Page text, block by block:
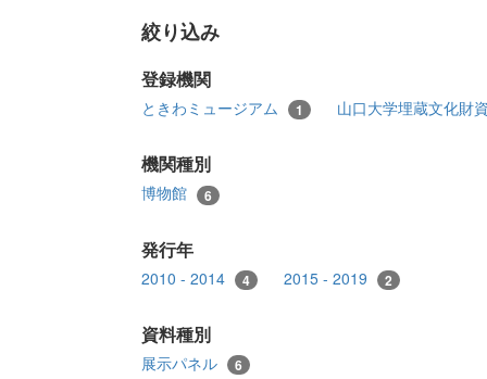
絞り込み
登録機関
ときわミュージアム 1 山口大学埋蔵文化財
機関種別
博物館 6
発行年
2010 - 2014 4 2015 - 2019 2
資料種別
展示パネル 6